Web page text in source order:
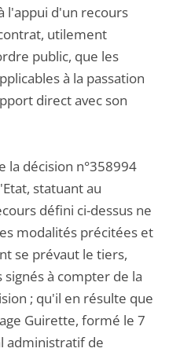
l'appui d'un recours
utilement
public, que les
à la passation
direct avec son
la décision n°358994
statuant au
défini ci-dessus ne
modalités précitées et
se prévaut le tiers,
à compter de la
; qu'il en résulte que
Guirette, formé le 7
administratif de